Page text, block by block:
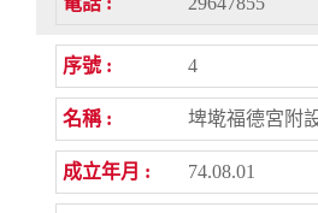
4
埤墘福德宮附
74.08.01